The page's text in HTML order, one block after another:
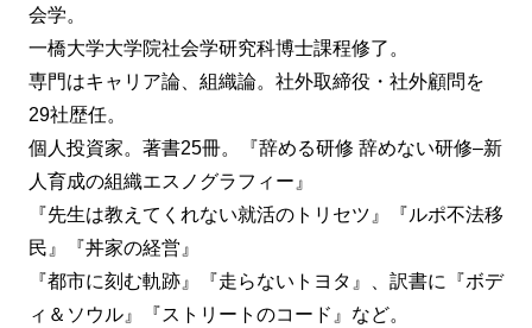
会学。
一橋大学大学院社会学研究科博士課程修了。
専門はキャリア論、組織論。社外取締役・社外顧問を
29社歴任。
個人投資家。著書25冊。『辞める研修 辞めない研修–新
人育成の組織エスノグラフィー』
『先生は教えてくれない就活のトリセツ』『ルポ不法移
民』『丼家の経営』
『都市に刻む軌跡』『走らないトヨタ』、訳書に『ボデ
ィ＆ソウル』『ストリートのコード』など。